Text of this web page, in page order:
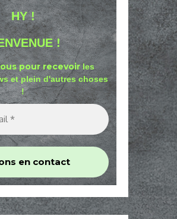
HY !
!
pour recevoirles
et plein d'autres choses
!